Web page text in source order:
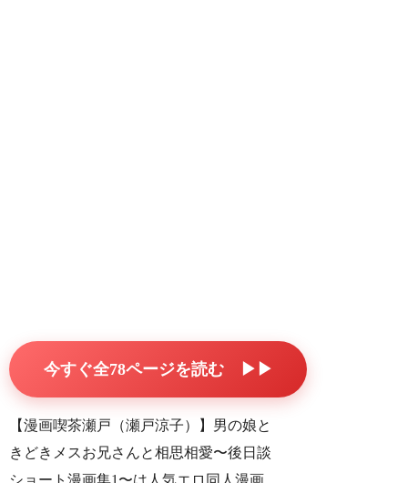
今すぐ全78ページを読む ▶▶
【漫画喫茶瀬戸（瀬戸涼子）】男の娘と
きどきメスお兄さんと相思相愛〜後日談
ショート漫画集1〜は人気エロ同人漫画